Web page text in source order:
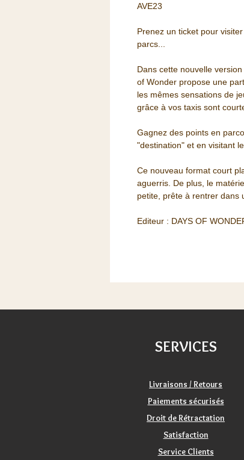
AVE23
Prenez un ticket pour
parcs...
Dans cette nouvelle
of Wonder propose une
les mêmes sensations de
grâce à vos taxis sont
Gagnez des points en
"destination" et en visitant
Ce nouveau format court
aguerris. De plus, le
petite, prête à rentrer dans
Editeur : DAYS OF
SERVICES
Livraisons / Retours
Paiements sécurisés
Droit de Rétractation
Satisfaction
Service Clients